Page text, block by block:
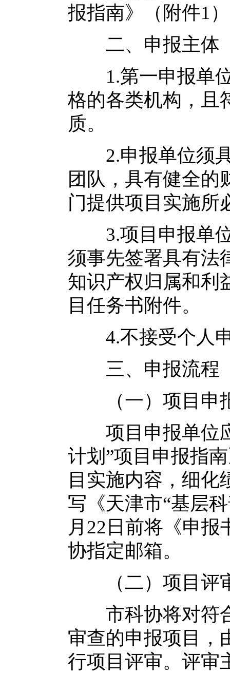
报指南》（附件1
二、申报主体
1.第一申报单位
格的各类机构，且
质。
2.申报单位须具
团队，具有健全的
门提供项目实施所
3.项目申报单位
须事先签署具有法
知识产权归属和利
目任务书附件。
4.不接受个人
三、申报流程
（一）项目申
项目申报单位应
计划”项目申报指
目实施内容，细化
写《天津市“基层
月22日前将《申报
协指定邮箱。
（二）项目评
市科协将对符合
审查的申报项目，
行项目评审。评审